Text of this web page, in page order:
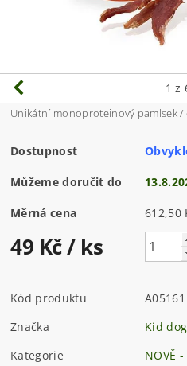
1 z
Unikátní monoproteinový pamlsek /
Dostupnost
Můžeme doručit do
Měrná cena 612,50
49 Kč/ ks
Kód produktu
A05161
Značka
Kid dog
Kategorie
NOVĚ -